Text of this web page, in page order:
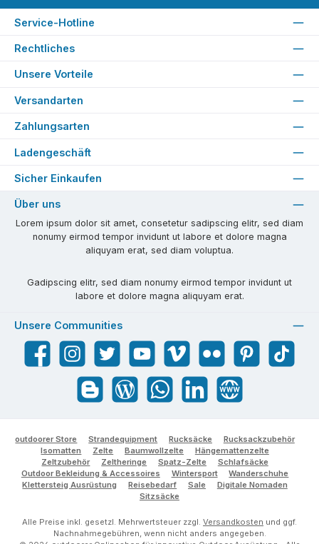
Service-Hotline
Rechtliches
Unsere Vorteile
Versandarten
Zahlungsarten
Ladengeschäft
Sicher Einkaufen
Über uns
Lorem ipsum dolor sit amet, consetetur sadipscing elitr, sed diam
nonumy eirmod tempor invidunt ut labore et dolore magna
aliquyam erat, sed diam voluptua.
Gadipscing elitr, sed diam nonumy eirmod tempor invidunt ut
labore et dolore magna aliquyam erat.
Unsere Communities
FacebookInstagram Twitter YouTube Vimeo Flickr Pinterest TikTok
Blogger Blog WhatsApp Website
outdoorer Store Strandequipment Rucksäcke
Rucksackzubehör
Isomatten
Zelte Baumwollzelte
Hängemattenzelte
Zeltzubehör
Zeltheringe Spatz-Zelte
Schlafsäcke
Outdoor Bekleidung & Accessoires
Wintersport
Wanderschuhe
Klettersteig Ausrüstung
Reisebedarf Sale
Digitale Nomaden
Sitzsäcke
Alle Preise inkl. gesetzl. Mehrwertsteuer zzgl. Versandkosten und ggf.
Nachnahmegebühren, wenn nicht anders angegeben.